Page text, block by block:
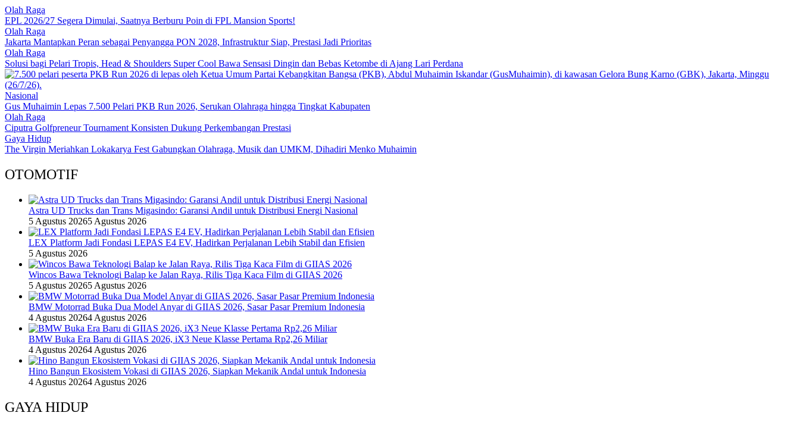
Olah Raga
EPL 2026/27 Segera Dimulai, Saatnya Berburu Poin di FPL Mansion Sports!
Olah Raga
Jakarta Mantapkan Peran sebagai Penyangga PON 2028, Infrastruktur Siap, Prestasi Jadi Prioritas
Olah Raga
Solusi bagi Pelari Tropis, Head & Shoulders Super Cool Bawa Sensasi Dingin dan Bebas Ketombe di Ajang Lari Perdana
Nasional
Gus Muhaimin Lepas 7.500 Pelari PKB Run 2026, Serukan Olahraga hingga Tingkat Kabupaten
Olah Raga
Ciputra Golfpreneur Tournament Konsisten Dukung Perkembangan Prestasi
Gaya Hidup
The Virgin Meriahkan Lokakarya Fest Gabungkan Olahraga, Musik dan UMKM, Dihadiri Menko Muhaimin
OTOMOTIF
Astra UD Trucks dan Trans Migasindo: Garansi Andil untuk Distribusi Energi Nasional
5 Agustus 20265 Agustus 2026
LEX Platform Jadi Fondasi LEPAS E4 EV, Hadirkan Perjalanan Lebih Stabil dan Efisien
5 Agustus 2026
Wincos Bawa Teknologi Balap ke Jalan Raya, Rilis Tiga Kaca Film di GIIAS 2026
5 Agustus 20265 Agustus 2026
BMW Motorrad Buka Dua Model Anyar di GIIAS 2026, Sasar Pasar Premium Indonesia
4 Agustus 20264 Agustus 2026
BMW Buka Era Baru di GIIAS 2026, iX3 Neue Klasse Pertama Rp2,26 Miliar
4 Agustus 20264 Agustus 2026
Hino Bangun Ekosistem Vokasi di GIIAS 2026, Siapkan Mekanik Andal untuk Indonesia
4 Agustus 20264 Agustus 2026
GAYA HIDUP